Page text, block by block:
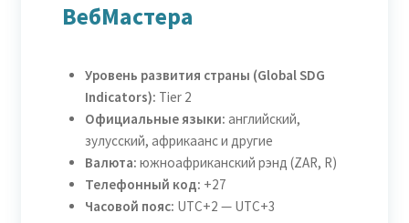
ВебМастера
Уровень развития страны (Global SDG
Indicators): Tier 2
Официальные языки: английский,
зулусский, африкаанс и другие
Валюта:южноафриканский рэнд (ZAR, R)
Телефонный код: +27
Часовой пояс: UTC+2 — UTC+3